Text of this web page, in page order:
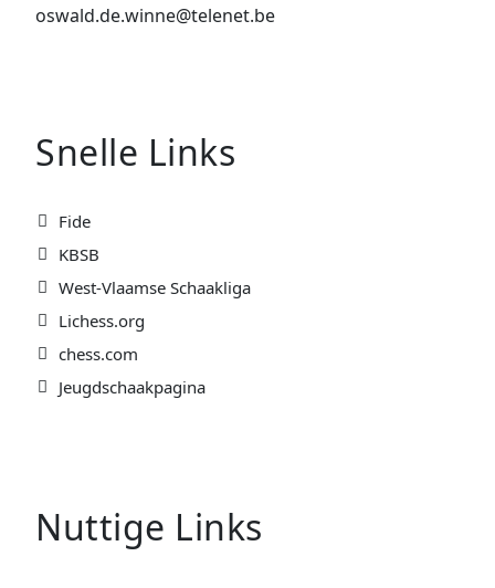
oswald.de.winne@telenet.be
Snelle Links
Fide
KBSB
West-Vlaamse Schaakliga
Lichess.org
chess.com
Jeugdschaakpagina
Nuttige Links